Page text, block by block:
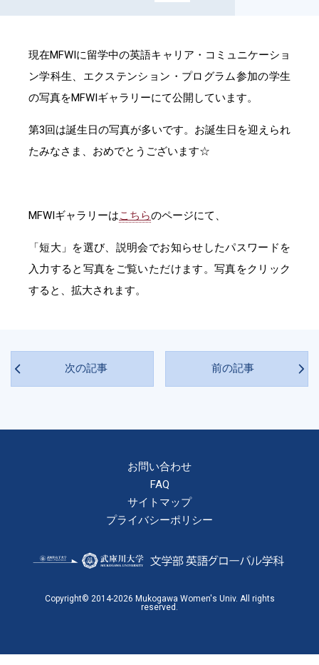
現在MFWIに留学中の英語キャリア・コミュニケーショ
ン学科生、エクステンション・プログラム参加の学生
の写真をMFWIギャラリーにて公開しています。
第3回は誕生日の写真が多いです。お誕生日を迎えられ
たみなさま、おめでとうございます☆
MFWIギャラリーはこちらのページにて、
「短大」を選び、説明会でお知らせしたパスワードを
入力すると写真をご覧いただけます。写真をクリック
すると、拡大されます。
次の記事 前の記事
お問い合わせ
FAQ
サイトマップ
プライバシーポリシー
Copyright© 2014-2026 Mukogawa Women's Univ. All rights
reserved.